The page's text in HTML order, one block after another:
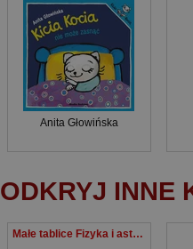
Anita Głowińska
ODKRYJ INNE
Małe tablice Fizyka i astronomia